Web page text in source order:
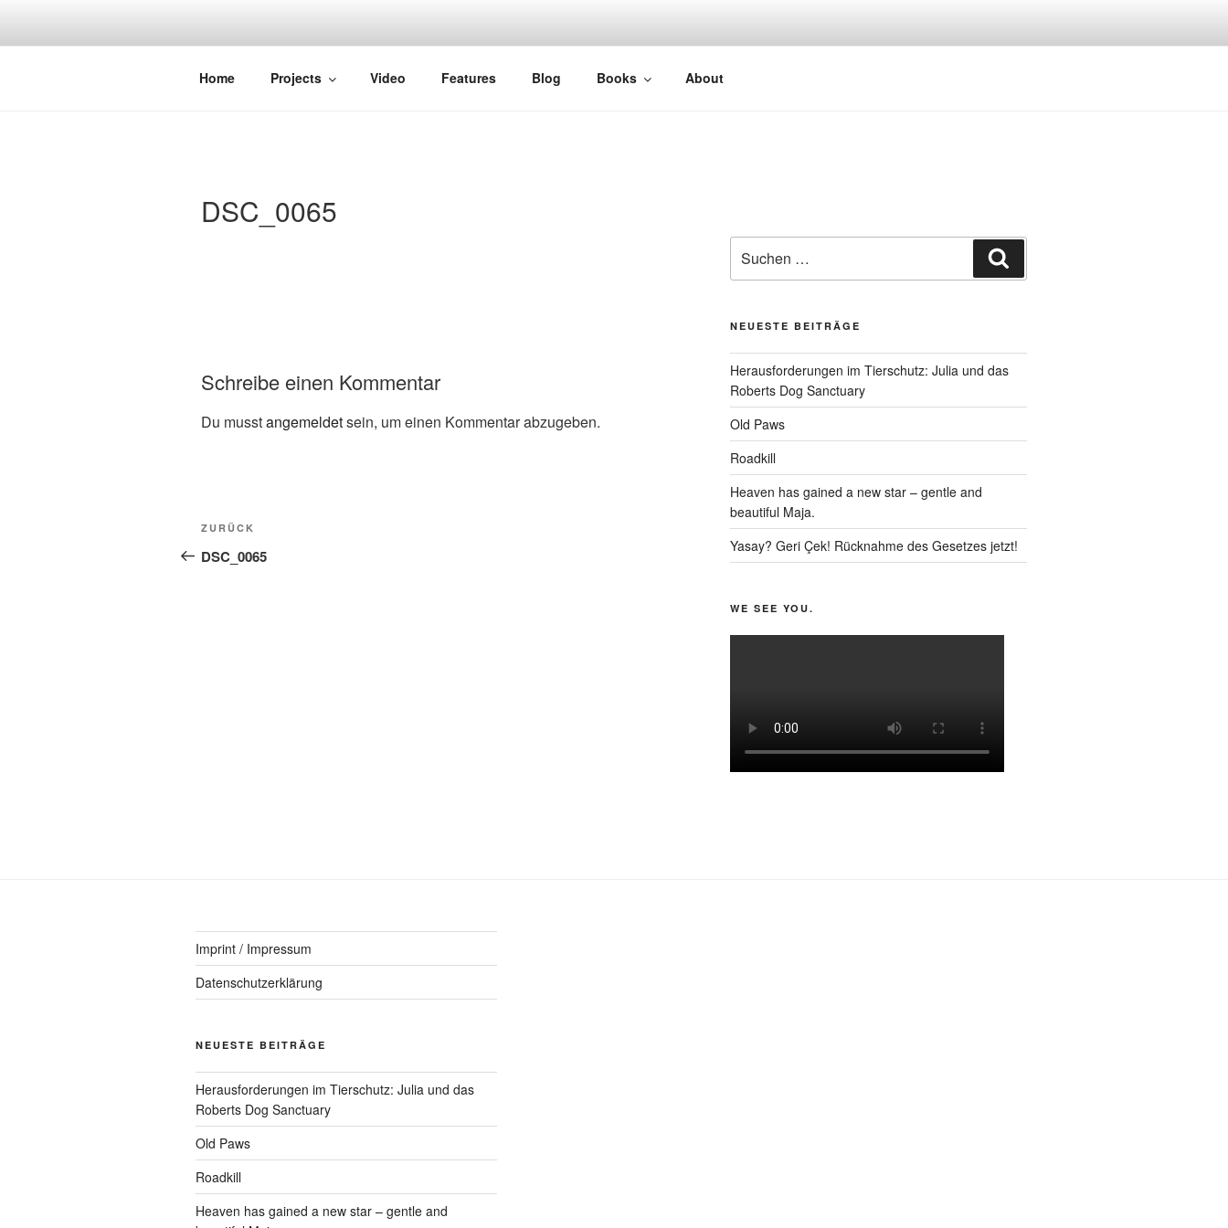
STRAYDOK
Home Projects Video Features Blog Books About
DSC_0065
Schreibe einen Kommentar
Du musstangemeldetsein, um einen Kommentar abzugeben.
Beitragsnavigation
Vorheriger
Beitrag
ZURÜCK
DSC_0065
nach:
NEUESTE BEITRÄGE
Herausforderungen im Tierschutz: Julia und das
Roberts Dog Sanctuary
Old Paws
Roadkill
Heaven has gained a new star – gentle and
beautiful Maja.
Yasay? Geri Çek! Rücknahme des Gesetzes jetzt!
WE SEE YOU.
Imprint / Impressum
Datenschutzerklärung
NEUESTE BEITRÄGE
Herausforderungen im Tierschutz: Julia und das
Roberts Dog Sanctuary
Old Paws
Roadkill
Heaven has gained a new star – gentle and